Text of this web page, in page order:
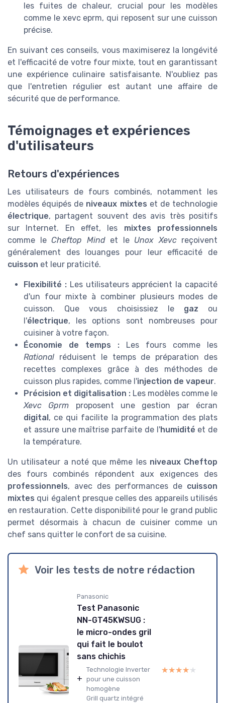
les fuites de chaleur, crucial pour les modèles
comme le xevc eprm, qui reposent sur une cuisson
précise.
En suivant ces conseils, vous maximiserez la longévité
et l'efficacité de votre four mixte, tout en garantissant
une expérience culinaire satisfaisante. N'oubliez pas
que l'entretien régulier est autant une affaire de
sécurité que de performance.
Témoignages et expériences
d'utilisateurs
Retours d'expériences
Les utilisateurs de fours combinés, notamment les
modèles équipés de niveaux mixtes et de technologie
électrique, partagent souvent des avis très positifs
sur Internet. En effet, les mixtes professionnels
comme le Cheftop Mindet le Unox Xevcreçoivent
généralement des louanges pour leur efficacité de
cuisson et leur praticité.
Flexibilité : Les utilisateurs apprécient la capacité
d'un four mixte à combiner plusieurs modes de
cuisson. Que vous choisissiez le gaz ou
l'électrique, les options sont nombreuses pour
cuisiner à votre façon.
Économie de temps : Les fours comme les
Rational réduisent le temps de préparation des
recettes complexes grâce à des méthodes de
cuisson plus rapides, comme l'injection de vapeur.
Précision et digitalisation : Les modèles comme le
Xevc Gprm proposent une gestion par écran
digital, ce qui facilite la programmation des plats
et assure une maîtrise parfaite de l'humidité et de
la température.
Un utilisateur a noté que même les niveaux Cheftop
des fours combinés répondent aux exigences des
professionnels, avec des performances de cuisson
mixtes qui égalent presque celles des appareils utilisés
en restauration. Cette disponibilité pour le grand public
permet désormais à chacun de cuisiner comme un
chef sans quitter le confort de sa cuisine.
Voir les tests de notre rédaction
Panasonic
Test Panasonic
NN-GT45KWSUG :
le micro-ondes gril
qui fait le boulot
sans chichis
+
Technologie Inverter
pour une cuisson
homogène
Grill quartz intégré
★★★★★
★★★★★